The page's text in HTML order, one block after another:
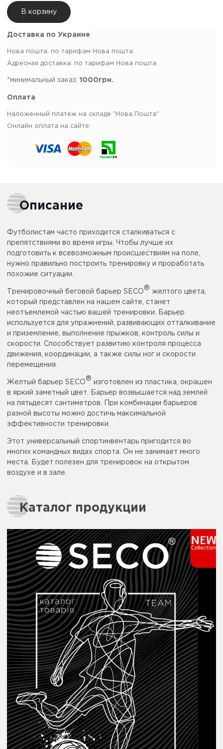
В корзину
Доставка по Украине
Нова пошта: по тарифам Нова пошта.
Адресная доставка: по тарифам Нова пошта.
*минимальный заказ: 1000грн.
Оплата
Наложенный платеж на складе "Нова Пошта"
Онлайн оплата на сайте:
Описание
Футболистам часто приходится сталкиваться с
препятствиями во время игры. Чтобы лучше их
подготовить к всевозможным происшествиям на поле,
нужно правильно построить тренировку и проработать
похожие ситуации.
Тренировочный беговой барьер SECO
®
желтого цвета,
который представлен на нашем сайте, станет
неотъемлемой частью вашей тренировки. Барьер
используется для упражнений, развивающих отталкивание
и приземление, выполнение прыжков, контроль силы и
скорости. Способствует развитию контроля процесса
движения, координации, а также силы ног и скорости
перемещения.
Желтый барьер SECO
®
изготовлен из пластика, окрашен
в яркий заметный цвет. Барьер возвышается над землей
на пятьдесят сантиметров. При комбинации барьеров
разной высоты можно достичь максимальной
эффективности тренировки.
Этот универсальный спортинвентарь пригодится во
многих командных видах спорта. Он не занимает много
места. Будет полезен для тренировок на открытом
воздухе и в зале.
Каталог продукции